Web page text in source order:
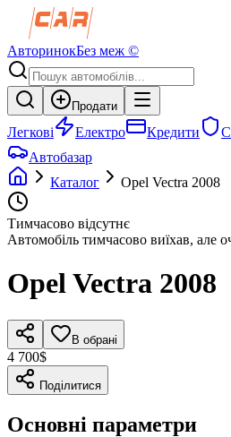
АвторинокБез меж ©
Продати
Легкові Електро Кредити
Автобазар
Каталог
Opel Vectra 2008
Тимчасово відсутнє
Автомобіль тимчасово виїхав, але
OpelVectra 2008
В обрані
4 700$
Поділитися
Основні параметри